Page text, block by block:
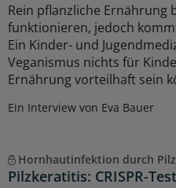
Rein pflanzliche Ernährung
funktionieren, jedoch
Ein Kinder- und
Veganismus nichts für
Ernährung vorteilhaft sein
Ein Interview von Eva Bauer
Hornhautinfektion durch
Pilzkeratitis: CRISPR-